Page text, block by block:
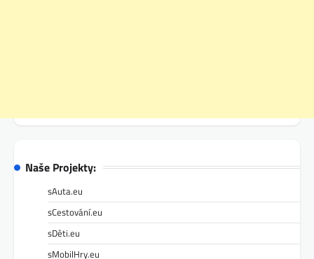
Naše Projekty:
sAuta.eu
sCestování.eu
sDěti.eu
sMobilHry.eu